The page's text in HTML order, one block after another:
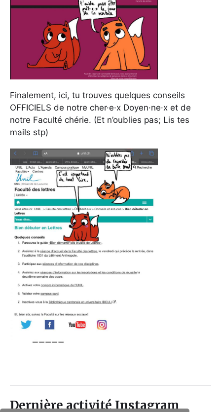
Finalement, ici, tu trouves quelques conseils
OFFICIELS de notre cher·e·x Doyen·ne·x et de
notre Faculté chérie. (Et n’oublies pas; Lis tes
mails stp)
Dernière activité Instagram